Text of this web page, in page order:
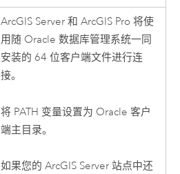
ArcGIS Server 和ArcGIS Pro 将使
用随 Oracle 数据库管理系统一同
安装的 64 位客户端文件进行连
接。
将 PATH 变量设置为 Oracle 客户
端主目录。
如果您的ArcGIS Server 站点中还